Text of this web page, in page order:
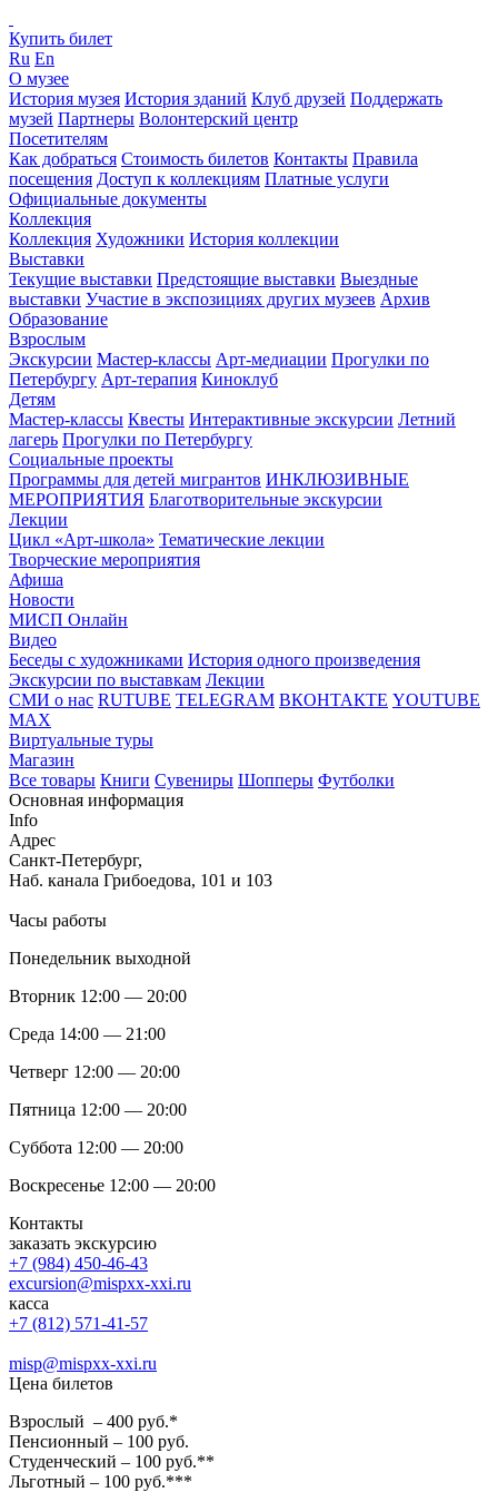
Купить билет
Ru En
О музее
История музея История зданий Клуб друзей Поддержать
музей Партнеры Волонтерский центр
Посетителям
Как добраться Стоимость билетов Контакты Правила
посещения Доступ к коллекциям Платные услуги
Официальные документы
Коллекция
Коллекция Художники История коллекции
Выставки
Текущие выставки Предстоящие выставки Выездные
выставки Участие в экспозициях других музеев Архив
Образование
Взрослым
Экскурсии Мастер-классы Арт-медиации Прогулки по
Петербургу Арт-терапия Киноклуб
Детям
Мастер-классы Квесты Интерактивные экскурсии Летний
лагерь Прогулки по Петербургу
Социальные проекты
Программы для детей мигрантов ИНКЛЮЗИВНЫЕ
МЕРОПРИЯТИЯ Благотворительные экскурсии
Лекции
Цикл «Арт-школа» Тематические лекции
Творческие мероприятия
Афиша
Новости
МИСП Онлайн
Видео
Беседы с художниками История одного произведения
Экскурсии по выставкам Лекции
СМИ о нас RUTUBE TELEGRAM ВКОНТАКТЕ YOUTUBE
MAX
Виртуальные туры
Магазин
Все товары Книги Сувениры Шопперы Футболки
Основная информация
Info
Адрес
Санкт-Петербург,
Наб. канала Грибоедова, 101 и 103
Часы работы
Понедельник выходной
Вторник 12:00 — 20:00
Среда 14:00 — 21:00
Четверг 12:00 — 20:00
Пятница 12:00 — 20:00
Суббота 12:00 — 20:00
Воскресенье 12:00 — 20:00
Контакты
заказать экскурсию
+7 (984) 450-46-43
excursion@mispxx-xxi.ru
касса
+7 (812) 571-41-57
misp@mispxx-xxi.ru
Цена билетов
Взрослый – 400 руб.*
Пенсионный – 100 руб.
Студенческий – 100 руб.**
Льготный – 100 руб.***